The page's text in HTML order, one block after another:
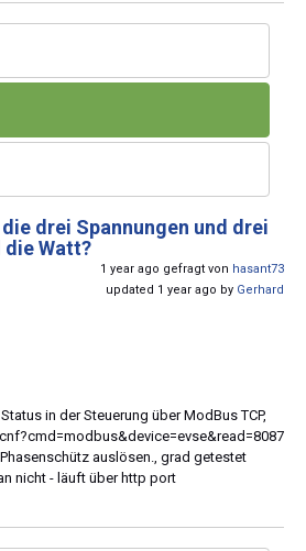
drei Spannungen und drei
Watt?
1 year ago gefragt von hasant73
updated 1 year ago by Gerhard
in der Steuerung über ModBus TCP,
auslösen., grad getestet
nicht - läuft über http port